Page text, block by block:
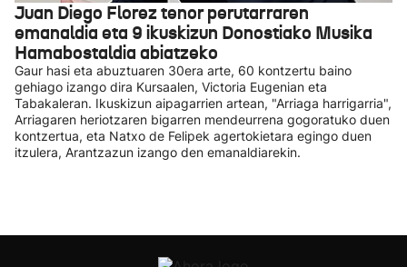
Juan Diego Florez tenor perutarraren
emanaldia eta 9 ikuskizun Donostiako Musika
Hamabostaldia abiatzeko
Gaur hasi eta abuztuaren 30era arte, 60 kontzertu baino
gehiago izango dira Kursaalen, Victoria Eugenian eta
Tabakaleran. Ikuskizun aipagarrien artean, "Arriaga harrigarria",
Arriagaren heriotzaren bigarren mendeurrena gogoratuko duen
kontzertua, eta Natxo de Felipek agertokietara egingo duen
itzulera, Arantzazun izango den emanaldiarekin.